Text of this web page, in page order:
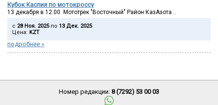
Кубок Каспия по мотокроссу
13 декабря в 12.00 Мототрек "Восточный" Район КазАзота ..
c 28 Ноя. 2025по 13 Дек. 2025
Цена: KZT
подробнее »
Номер редакции: 8 (7292) 53 00 03